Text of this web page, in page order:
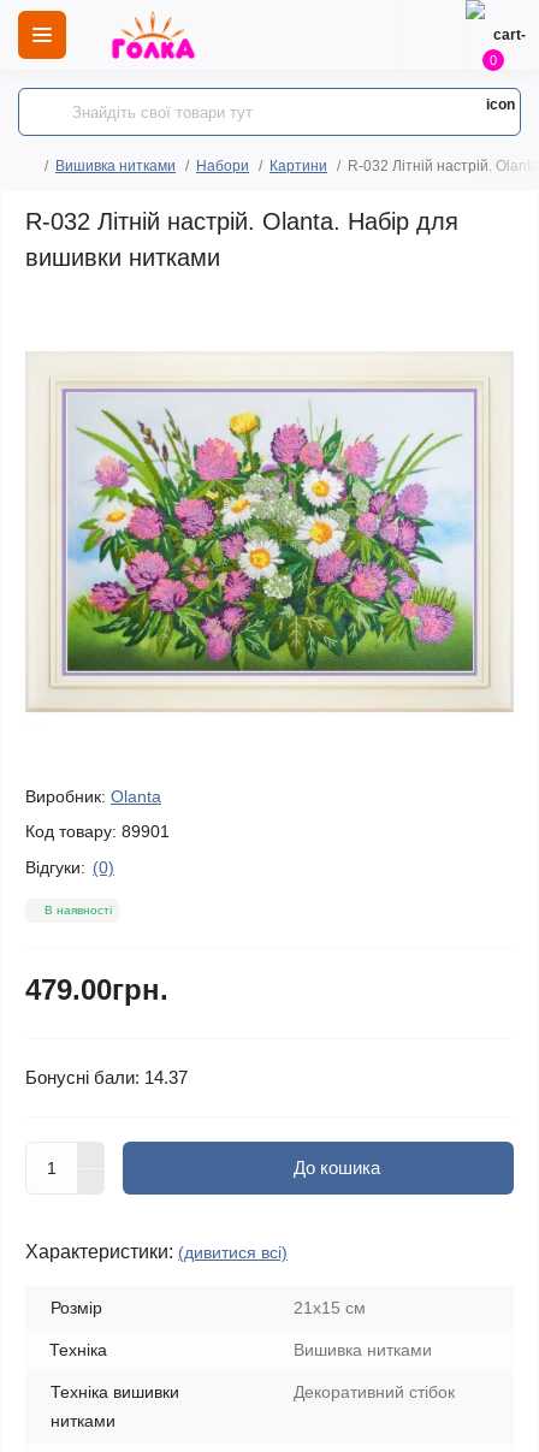
0
Вишивка нитками Набори Картини R-032 Літній настрій.
R-032 Літній настрій. Olanta. Набір для
вишивки нитками
Виробник: Olanta
Код товару: 89901
Відгуки: (0)
В наявності
479.00грн.
Бонусні бали: 14.37
До кошика
Характеристики: (дивитися всі)
Розмір 21х15 см
Техніка Вишивка нитками
Техніка вишивки
нитками
Декоративний стібок